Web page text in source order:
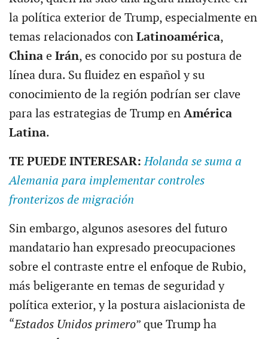
la política exterior de Trump, especialmente en
temas relacionados con Latinoamérica,
China e Irán, es conocido por su postura de
línea dura. Su fluidez en español y su
conocimiento de la región podrían ser clave
para las estrategias de Trump en América
Latina.
TE PUEDE INTERESAR:Holanda se suma a
Alemania para implementar controles
fronterizos de migración
Sin embargo, algunos asesores del futuro
mandatario han expresado preocupaciones
sobre el contraste entre el enfoque de Rubio,
más beligerante en temas de seguridad y
política exterior, y la postura aislacionista de
“Estados Unidos primero” que Trump ha